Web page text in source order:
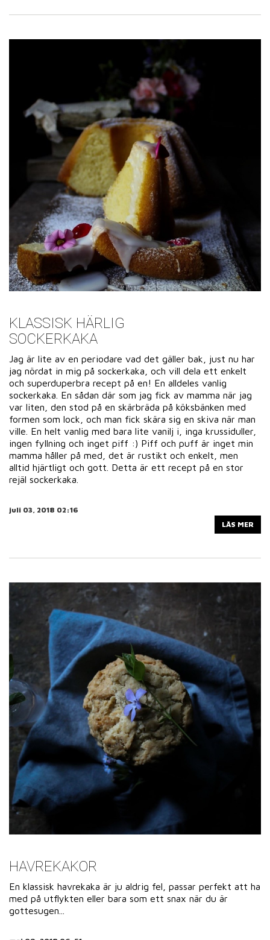
KLASSISK HÄRLIG
SOCKERKAKA
Jag är lite av en periodare vad det gäller bak, just nu har
jag nördat in mig på sockerkaka, och vill dela ett enkelt
och superduperbra recept på en! En alldeles vanlig
sockerkaka. En sådan där som jag fick av mamma när jag
var liten, den stod på en skärbräda på köksbänken med
formen som lock, och man fick skära sig en skiva när man
ville. En helt vanlig med bara lite vanilj i, inga krussiduller,
ingen fyllning och inget piff :) Piff och puff är inget min
mamma håller på med, det är rustikt och enkelt, men
alltid hjärtligt och gott. Detta är ett recept på en stor
rejäl sockerkaka.
juli 03, 2018 02:16
LÄS MER
HAVREKAKOR
En klassisk havrekaka är ju aldrig fel, passar perfekt att ha
med på utflykten eller bara som ett snax när du är
gottesugen...